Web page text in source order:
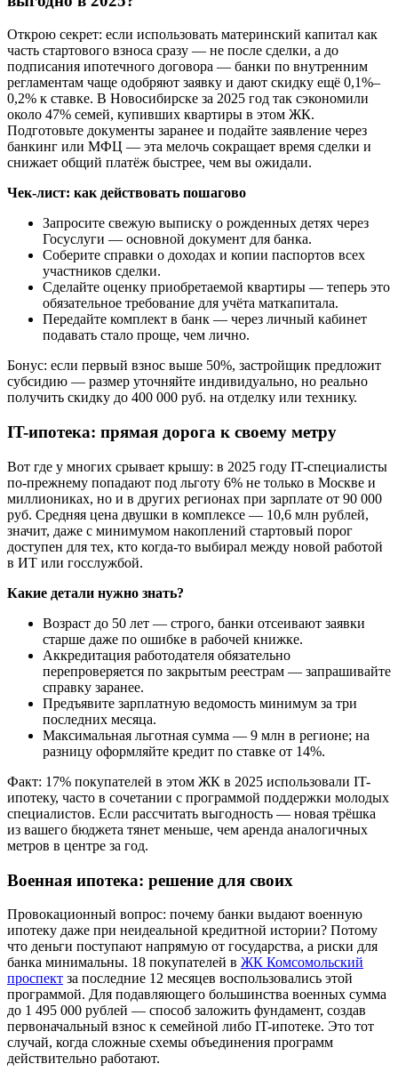
Открою секрет: если использовать материнский капитал как
часть стартового взноса сразу — не после сделки, а до
подписания ипотечного договора — банки по внутренним
регламентам чаще одобряют заявку и дают скидку ещё 0,1%–
0,2% к ставке. В Новосибирске за 2025 год так сэкономили
около 47% семей, купивших квартиры в этом ЖК.
Подготовьте документы заранее и подайте заявление через
банкинг или МФЦ — эта мелочь сокращает время сделки и
снижает общий платёж быстрее, чем вы ожидали.
Чек-лист: как действовать пошагово
Запросите свежую выписку о рожденных детях через
Госуслуги — основной документ для банка.
Соберите справки о доходах и копии паспортов всех
участников сделки.
Сделайте оценку приобретаемой квартиры — теперь это
обязательное требование для учёта маткапитала.
Передайте комплект в банк — через личный кабинет
подавать стало проще, чем лично.
Бонус: если первый взнос выше 50%, застройщик предложит
субсидию — размер уточняйте индивидуально, но реально
получить скидку до 400 000 руб. на отделку или технику.
IT-ипотека: прямая дорога к своему метру
Вот где у многих срывает крышу: в 2025 году IT-специалисты
по-прежнему попадают под льготу 6% не только в Москве и
миллиониках, но и в других регионах при зарплате от 90 000
руб. Средняя цена двушки в комплексе — 10,6 млн рублей,
значит, даже с минимумом накоплений стартовый порог
доступен для тех, кто когда-то выбирал между новой работой
в ИТ или госслужбой.
Какие детали нужно знать?
Возраст до 50 лет — строго, банки отсеивают заявки
старше даже по ошибке в рабочей книжке.
Аккредитация работодателя обязательно
перепроверяется по закрытым реестрам — запрашивайте
справку заранее.
Предъявите зарплатную ведомость минимум за три
последних месяца.
Максимальная льготная сумма — 9 млн в регионе; на
разницу оформляйте кредит по ставке от 14%.
Факт: 17% покупателей в этом ЖК в 2025 использовали IT-
ипотеку, часто в сочетании с программой поддержки молодых
специалистов. Если рассчитать выгодность — новая трёшка
из вашего бюджета тянет меньше, чем аренда аналогичных
метров в центре за год.
Военная ипотека: решение для своих
Провокационный вопрос: почему банки выдают военную
ипотеку даже при неидеальной кредитной истории? Потому
что деньги поступают напрямую от государства, а риски для
банка минимальны. 18 покупателей в ЖК Комсомольский
проспект за последние 12 месяцев воспользовались этой
программой. Для подавляющего большинства военных сумма
до 1 495 000 рублей — способ заложить фундамент, создав
первоначальный взнос к семейной либо IT-ипотеке. Это тот
случай, когда сложные схемы объединения программ
действительно работают.